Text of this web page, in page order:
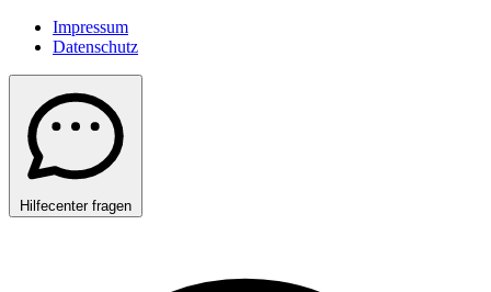
Impressum
Datenschutz
Hilfecenter fragen